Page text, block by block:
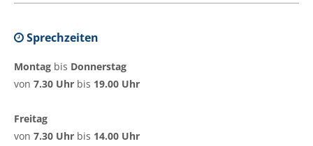
Sprechzeiten
Montag bis Donnerstag
von 7.30 Uhr bis 19.00 Uhr
Freitag
von 7.30 Uhr bis 14.00 Uhr